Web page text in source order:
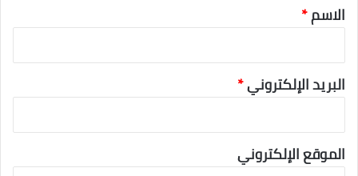
الاسم*
البريد الإلكتروني*
الموقع الإلكتروني